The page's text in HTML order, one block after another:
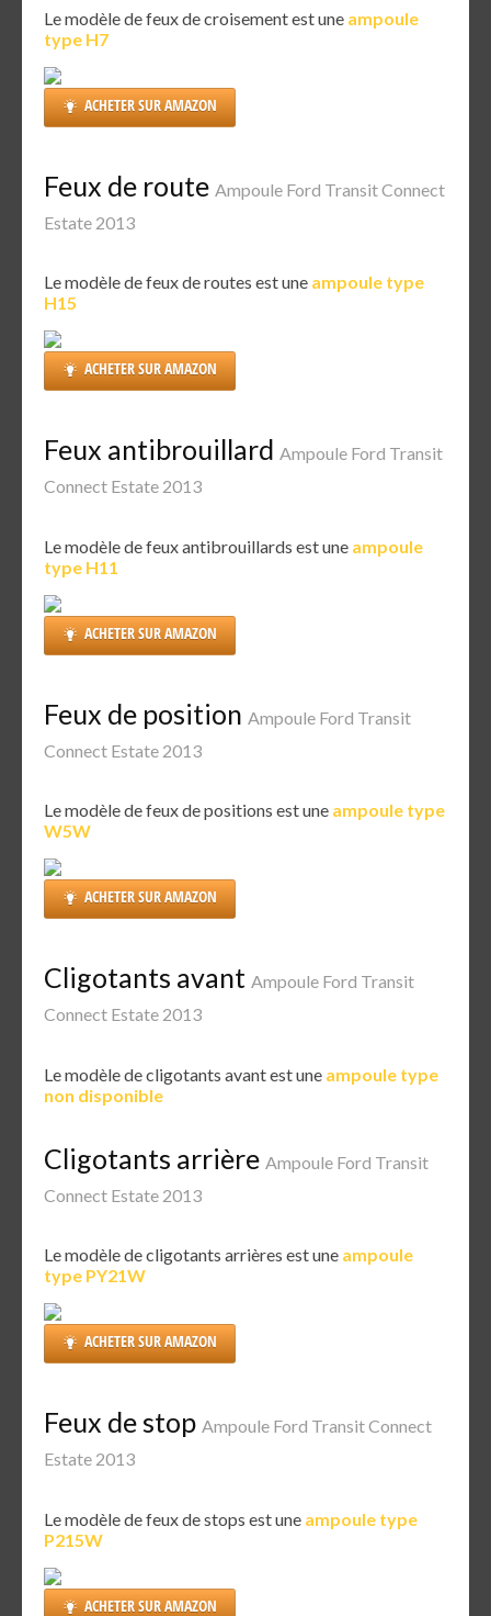
Le modèle de feux de croisement est une ampoule
type H7
ACHETER SUR AMAZON
Feux de route Ampoule Ford Transit Connect
Estate 2013
Le modèle de feux de routes est une ampoule type
H15
ACHETER SUR AMAZON
Feux antibrouillard Ampoule Ford Transit
Connect Estate 2013
Le modèle de feux antibrouillards est une ampoule
type H11
ACHETER SUR AMAZON
Feux de position Ampoule Ford Transit
Connect Estate 2013
Le modèle de feux de positions est une ampoule type
W5W
ACHETER SUR AMAZON
Cligotants avant Ampoule Ford Transit
Connect Estate 2013
Le modèle de cligotants avant est une ampoule type
non disponible
Cligotants arrière Ampoule Ford Transit
Connect Estate 2013
Le modèle de cligotants arrières est une ampoule
type PY21W
ACHETER SUR AMAZON
Feux de stop Ampoule Ford Transit Connect
Estate 2013
Le modèle de feux de stops est une ampoule type
P215W
ACHETER SUR AMAZON